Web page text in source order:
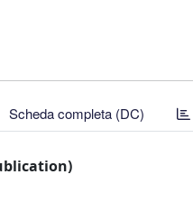
Scheda completa (DC)